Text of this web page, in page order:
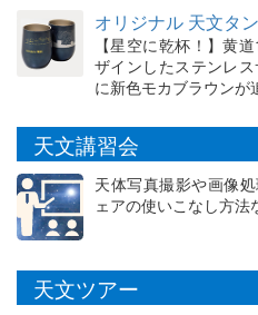
オリジナル 天文タ
【星空に乾杯！】黄
ザインしたステンレ
に新色モカブラウンが
天文講習会
天体写真撮影や画像
ェアの使いこなし方
天文ツアー